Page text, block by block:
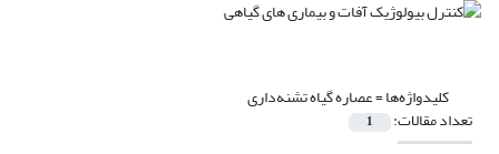
کلیدواژه‌ها =عصاره گیاه تشنه‌داری
تعداد مقالات: 1